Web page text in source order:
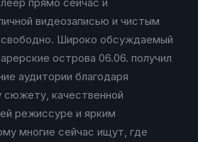
видеозаписью и чистым
Широко обсуждаемый
острова 06.06. получил
аудитории благодаря
качественной
режиссуре и ярким
многие сейчас ищут, где